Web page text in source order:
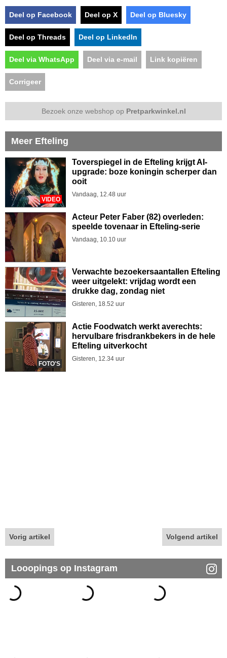
Deel op Facebook Deel op X Deel op Bluesky
Deel op Threads Deel op LinkedIn
Deel via WhatsApp Deel via e-mail Link kopiëren
Corrigeer
Bezoek onze webshop op Pretparkwinkel.nl
Meer Efteling
VIDEO
Toverspiegel in de Efteling krijgt AI-
upgrade: boze koningin scherper dan
ooit
Vandaag, 12.48 uur
Acteur Peter Faber (82) overleden:
speelde tovenaar in Efteling-serie
Vandaag, 10.10 uur
Verwachte bezoekersaantallen Efteling
weer uitgelekt: vrijdag wordt een
drukke dag, zondag niet
Gisteren, 18.52 uur
FOTO'S
Actie Foodwatch werkt averechts:
hervulbare frisdrankbekers in de hele
Efteling uitverkocht
Gisteren, 12.34 uur
Vorig artikel Volgend artikel
Looopings op Instagram